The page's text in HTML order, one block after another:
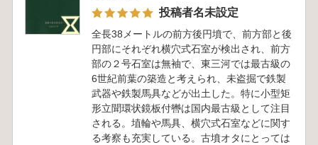
投稿者名未設定
全長38メートルの前方後円墳で、前方部と後
円部にそれぞれ横穴式石室が検出され、前方
部の２号石室は無袖で、東三河では最古級の
6世紀前葉の築造と考えられ、未盗掘で鉄製
武器や鉄製馬具などが出土した。特に小型矩
形立聞環状鏡板付轡は国内最古級として注目
される。埴輪や馬具、横穴式石室などに関す
る考察も充実している。古墳オタにとっては